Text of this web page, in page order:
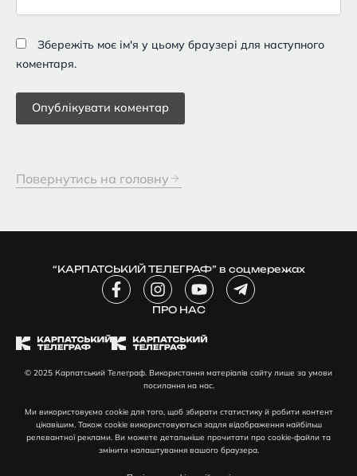
Збережіть моє ім'я у цьому браузері для наступного
коментаря.
Повернутись на головну
“КАРПАТСЬКИЙ ТЕЛЕГРАФ” в соцмережах
F
a
b
o
-
f
I
n
s
a
r
a
m
Y
o
u
u
e
T
e
a
-
p
l
a
ПРО НАС
© 2025 Карпатський Телеграф. Використання матеріалів сайту лише за умови
посилання на нас.
Ми використовуємо cookie для того, щоб збирати статистику й робити контент
цікавішим. Також cookie використовуються задля відображення найбільш
релевантної реклами. Ви можете детальніше прочитати про cookie-файли та
змінити налаштування вашого браузера.